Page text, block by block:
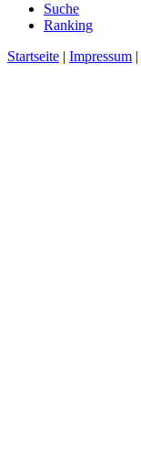
Suche
Ranking
Startseite | Impressum |